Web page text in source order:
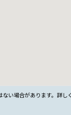
い場合があります。詳し